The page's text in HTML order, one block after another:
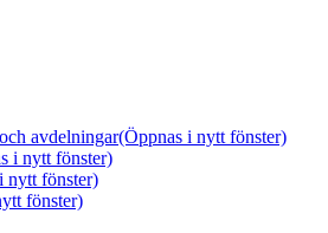
avdelningar(Öppnas i nytt fönster)
i nytt fönster)
nytt fönster)
fönster)